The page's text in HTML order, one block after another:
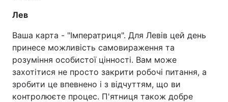
Лев
Ваша карта - "Імператриця".​​​​​​​ Для Левів цей день
принесе можливість самовираження та
розуміння особистої цінності. Вам може
захотітися не просто закрити робочі питання, а
зробити це впевнено і з відчуттям, що ви
контролюєте процес. П'ятниця також добре